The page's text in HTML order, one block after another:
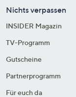
Nichts verpassen
INSIDER Magazin
TV-Programm
Gutscheine
Partnerprogramm
Für euch da